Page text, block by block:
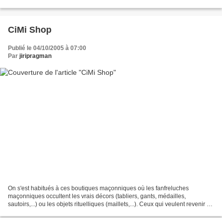
CiMi Shop
Publié le 04/10/2005 à 07:00
Par jiripragman
On s'est habitués à ces boutiques maçonniques où les fanfreluches
maçonniques occultent les vrais décors (tabliers, gants, médailles,
sautoirs,...) ou les objets rituelliques (maillets,...). Ceux qui veulent revenir à